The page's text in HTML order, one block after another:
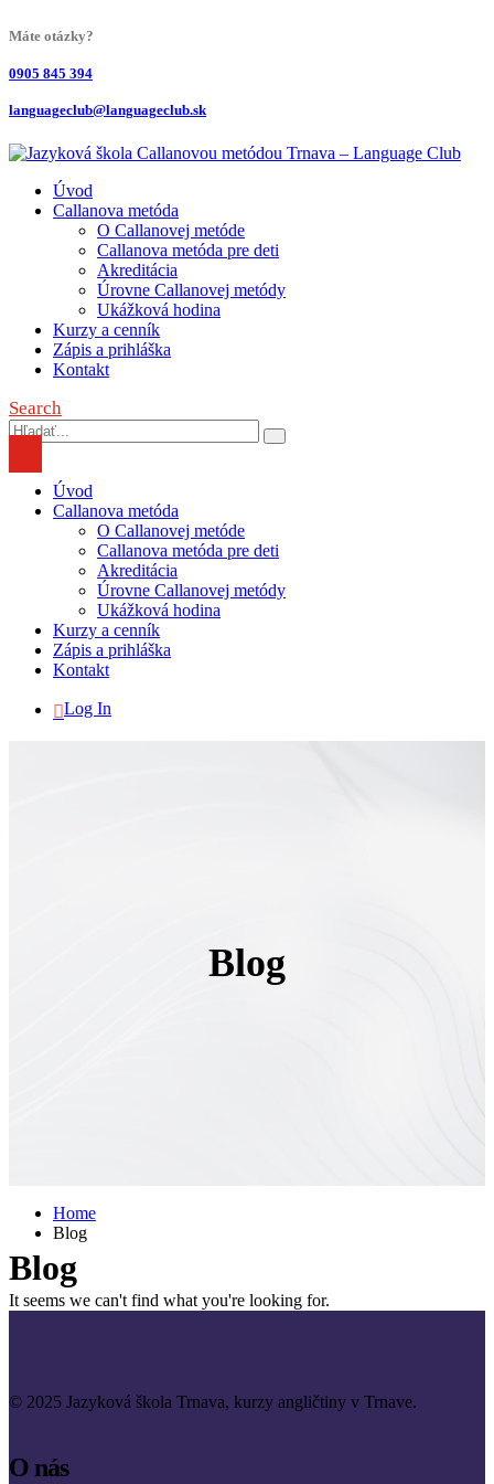
Máte otázky?
0905 845 394
languageclub@languageclub.sk
Úvod
Callanova metóda
O Callanovej metóde
Callanova metóda pre deti
Akreditácia
Úrovne Callanovej metódy
Ukážková hodina
Kurzy a cenník
Zápis a prihláška
Kontakt
Search
Úvod
Callanova metóda
O Callanovej metóde
Callanova metóda pre deti
Akreditácia
Úrovne Callanovej metódy
Ukážková hodina
Kurzy a cenník
Zápis a prihláška
Kontakt
Log In
Blog
Home
Blog
Blog
It seems we can't find what you're looking for.
© 2025 Jazyková škola Trnava, kurzy angličtiny v Trnave.
O nás